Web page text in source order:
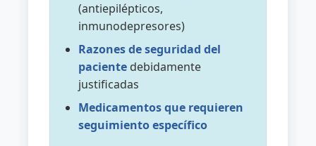
(antiepilépticos,
inmunodepresores)
Razones de seguridad del
paciente debidamente
justificadas
Medicamentos que requieren
seguimiento específico